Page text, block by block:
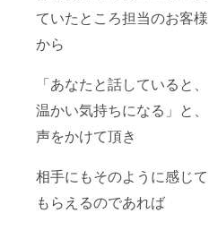
ていたところ担当のお客様
から
「あなたと話していると、
温かい気持ちになる」と、
声をかけて頂き
相手にもそのように感じて
もらえるのであれば